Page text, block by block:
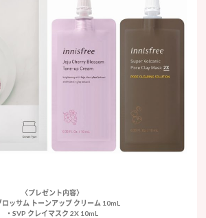
〈プレゼント内容〉
ロッサム トーンアップ クリーム 10mL
・SVP クレイマスク 2X 10mL